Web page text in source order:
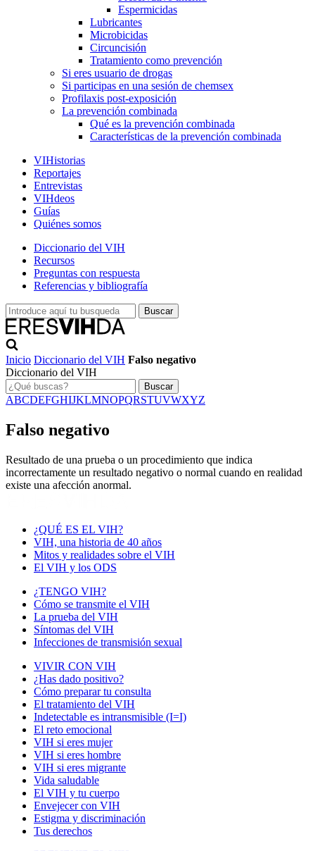
Espermicidas
Lubricantes
Microbicidas
Circuncisión
Tratamiento como prevención
Si eres usuario de drogas
Si participas en una sesión de chemsex
Profilaxis post-exposición
La prevención combinada
Qué es la prevención combinada
Características de la prevención combinada
VIHistorias
Reportajes
Entrevistas
VIHdeos
Guías
Quiénes somos
Diccionario del VIH
Recursos
Preguntas con respuesta
Referencias y bibliografía
Inicio Diccionario del VIH Falso negativo
Diccionario del VIH
Buscar
ABCDEFGHIJKLMNOPQRSTUVWXYZ
Falso negativo
Resultado de una prueba o un procedimiento que indica
incorrectamente un resultado negativo o normal cuando en realidad
existe una afección anormal.
¿QUÉ ES EL VIH?
VIH, una historia de 40 años
Mitos y realidades sobre el VIH
El VIH y los ODS
¿TENGO VIH?
Cómo se transmite el VIH
La prueba del VIH
Síntomas del VIH
Infecciones de transmisión sexual
VIVIR CON VIH
¿Has dado positivo?
Cómo preparar tu consulta
El tratamiento del VIH
Indetectable es intransmisible (I=I)
El reto emocional
VIH si eres mujer
VIH si eres hombre
VIH si eres migrante
Vida saludable
El VIH y tu cuerpo
Envejecer con VIH
Estigma y discriminación
Tus derechos